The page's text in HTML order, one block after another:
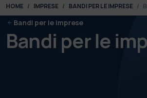
You are here:
HOME IMPRESE BANDI PER LE IMPRESE
Bandi per le imprese
Bandi per le